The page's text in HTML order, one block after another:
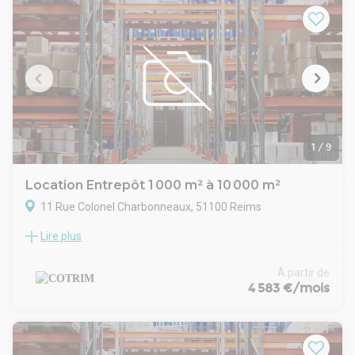
1 / 9
Location Entrepôt 1 000 m² à 10 000 m²
11 Rue Colonel Charbonneaux, 51100 Reims
Découvrez un espace industriel exceptionnel en plein cœur
rare sur le marché est idéale pour les entreprises en quête
d'installations adaptées à des activités de stockage, de
offre une flexibilité inégalée avec des possibilités de division
à partir de 1000 m², permettant ainsi d'adapter l'espace
Lire plus
À partir de
4 583 €/mois